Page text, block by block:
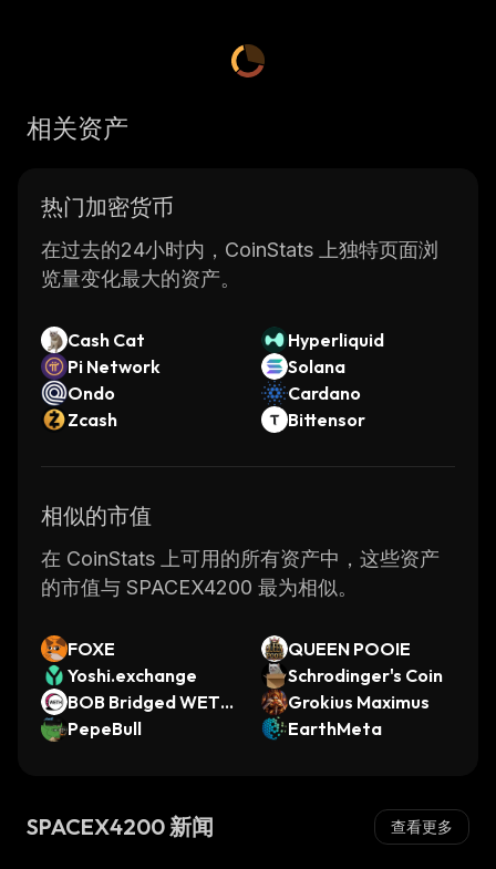
相关资产
热门加密货币
在过去的24小时内，CoinStats 上独特页面浏
览量变化最大的资产。
Cash Cat
Hyperliquid
Pi Network
Solana
Ondo
Cardano
Zcash
Bittensor
相似的市值
在 CoinStats 上可用的所有资产中，这些资产
的市值与 SPACEX4200 最为相似。
FOXE
QUEEN POOIE
Yoshi.exchange
Schrodinger's Coin
BOB Bridged WETH
(BOB Network)
Grokius Maximus
PepeBull
EarthMeta
SPACEX4200 新闻 查看更多